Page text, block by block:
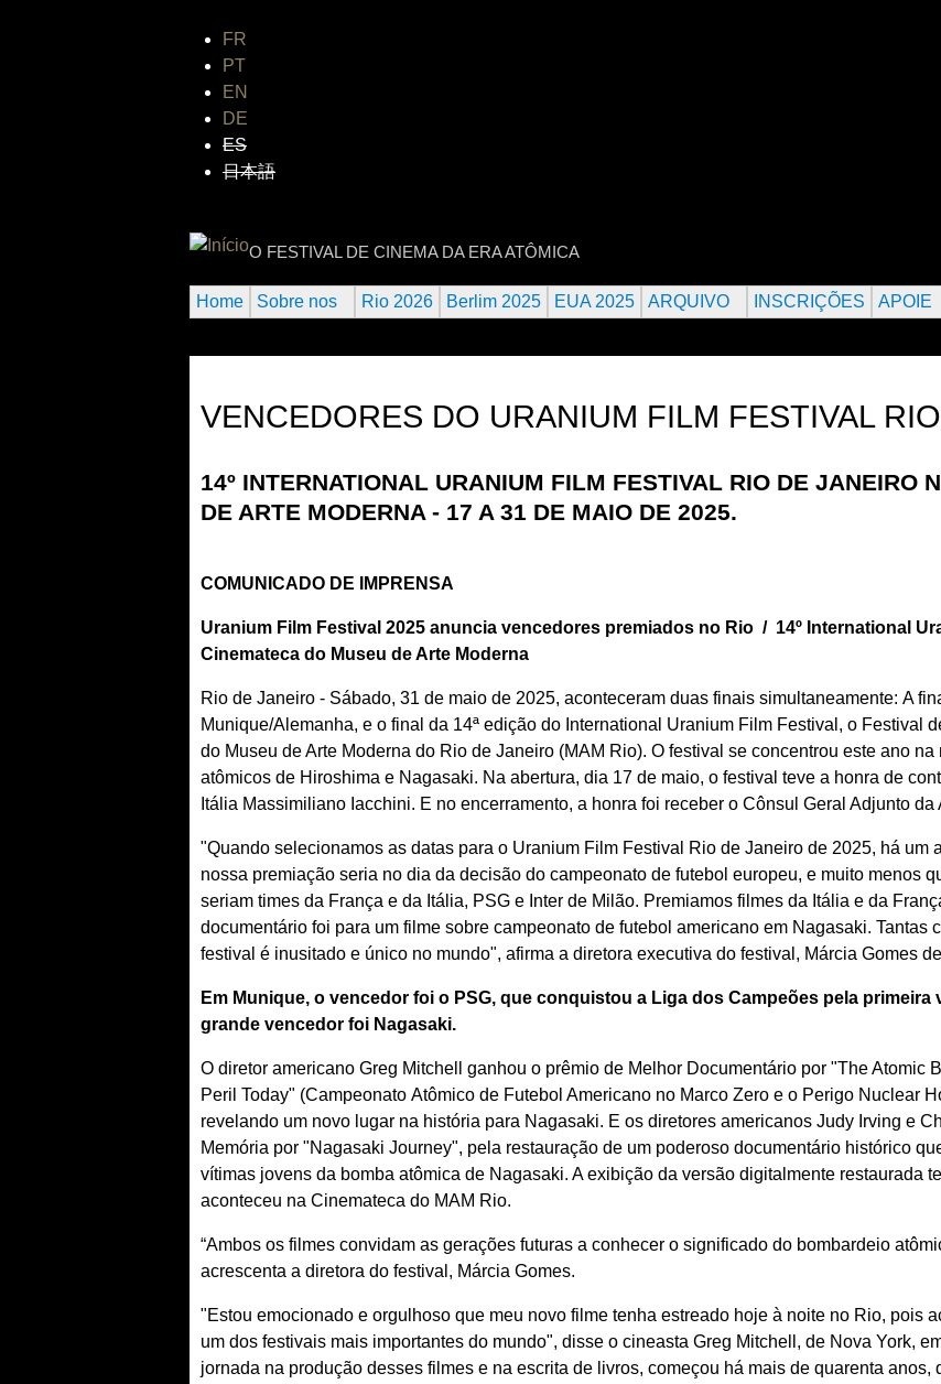
FR
PT
EN
DE
ES
日本語
O FESTIVAL DE CINEMA DA ERA ATÔMICA
VENCEDORES DO URANIUM FILM FESTIVAL
14º INTERNATIONAL URANIUM FILM FESTIVAL RIO DE JANEIRO
DE ARTE MODERNA - 17 A 31 DE MAIO DE 2025.
COMUNICADO DE IMPRENSA
Uranium Film Festival 2025 anuncia vencedores premiados no Rio / 14º International
Cinemateca do Museu de Arte Moderna
Rio de Janeiro - Sábado, 31 de maio de 2025, aconteceram duas finais simultaneamente: A
Munique/Alemanha, e o final da 14ª edição do International Uranium Film Festival, o Festival
do Museu de Arte Moderna do Rio de Janeiro (MAM Rio). O festival se concentrou este ano
atômicos de Hiroshima e Nagasaki. Na abertura, dia 17 de maio, o festival teve a honra de
Itália Massimiliano Iacchini. E no encerramento, a honra foi receber o Cônsul Geral Adjunto
"Quando selecionamos as datas para o Uranium Film Festival Rio de Janeiro de 2025, há um
nossa premiação seria no dia da decisão do campeonato de futebol europeu, e muito menos
seriam times da França e da Itália, PSG e Inter de Milão. Premiamos filmes da Itália e da
documentário foi para um filme sobre campeonato de futebol americano em Nagasaki. Tantas
festival é inusitado e único no mundo", afirma a diretora executiva do festival, Márcia Gomes
Em Munique, o vencedor foi o PSG, que conquistou a Liga dos Campeões pela primeira
grande vencedor foi Nagasaki.
O diretor americano Greg Mitchell ganhou o prêmio de Melhor Documentário por "The Atomic
Peril Today" (Campeonato Atômico de Futebol Americano no Marco Zero e o Perigo Nuclear
revelando um novo lugar na história para Nagasaki. E os diretores americanos Judy Irving e
Memória por "Nagasaki Journey", pela restauração de um poderoso documentário histórico
vítimas jovens da bomba atômica de Nagasaki. A exibição da versão digitalmente restaurada
aconteceu na Cinemateca do MAM Rio.
“Ambos os filmes convidam as gerações futuras a conhecer o significado do bombardeio
acrescenta a diretora do festival, Márcia Gomes.
"Estou emocionado e orgulhoso que meu novo filme tenha estreado hoje à noite no Rio, pois
um dos festivais mais importantes do mundo", disse o cineasta Greg Mitchell, de Nova York,
jornada na produção desses filmes e na escrita de livros, começou há mais de quarenta
Home Sobre nos Rio 2026 Berlim 2025 EUA 2025 ARQUIVO INSCRIÇÕES APOIE